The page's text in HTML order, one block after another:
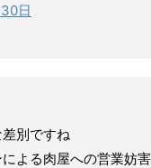
日
別ですね
よる肉屋への営業妨